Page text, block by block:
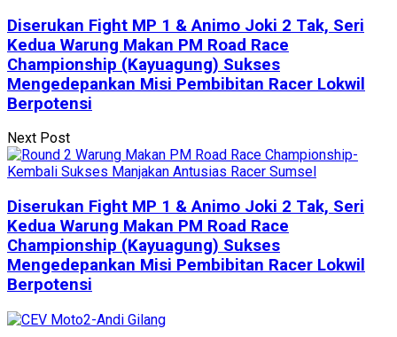
Diserukan Fight MP 1 & Animo Joki 2 Tak, Seri
Kedua Warung Makan PM Road Race
Championship (Kayuagung) Sukses
Mengedepankan Misi Pembibitan Racer Lokwil
Berpotensi
Next Post
Diserukan Fight MP 1 & Animo Joki 2 Tak, Seri
Kedua Warung Makan PM Road Race
Championship (Kayuagung) Sukses
Mengedepankan Misi Pembibitan Racer Lokwil
Berpotensi